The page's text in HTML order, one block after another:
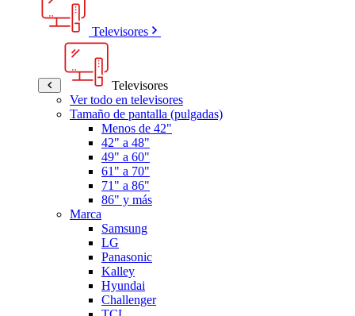
Televisores
Televisores
Ver todo en televisores
Tamaño de pantalla (pulgadas)
Menos de 42"
42" a 48"
49" a 60"
61" a 70"
71" a 86"
86" y más
Marca
Samsung
LG
Panasonic
Kalley
Hyundai
Challenger